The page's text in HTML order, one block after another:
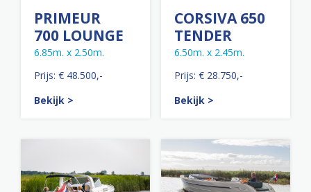
PRIMEUR
700 LOUNGE
6.85m. x 2.50m.
Prijs: € 48.500,-
Bekijk >
CORSIVA 650
TENDER
6.50m. x 2.45m.
Prijs: € 28.750,-
Bekijk >